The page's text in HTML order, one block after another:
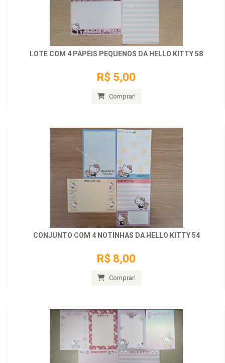
LOTE COM 4 PAPÉIS PEQUENOS DA HELLO KITTY 58
R$ 5,00
Comprar!
CONJUNTO COM 4 NOTINHAS DA HELLO KITTY 54
R$ 8,00
Comprar!